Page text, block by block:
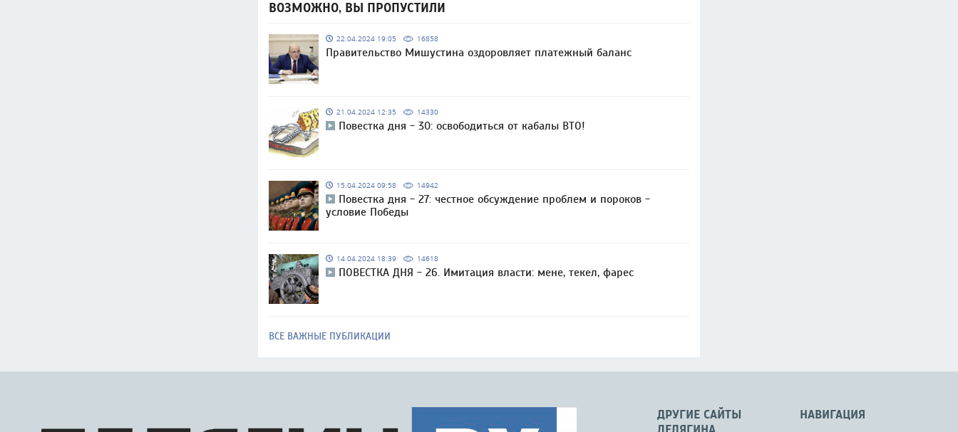
ВОЗМОЖНО, ВЫ ПРОПУСТИЛИ
22.04.2024 19:05 16858
Правительство Мишустина оздоровляет платежный баланс
21.04.2024 12:35 14330
Повестка дня - 30: освободиться от кабалы ВТО!
15.04.2024 09:58 14942
Повестка дня - 27: честное обсуждение проблем и пороков -
условие Победы
14.04.2024 18:39 14618
ПОВЕСТКА ДНЯ - 26. Имитация власти: мене, текел, фарес
ВСЕ ВАЖНЫЕ ПУБЛИКАЦИИ
НАВИГАЦИЯ
ДРУГИЕ САЙТЫ